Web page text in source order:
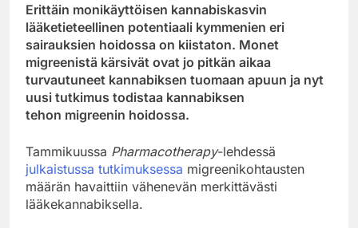
Erittäin monikäyttöisen kannabiskasvin
lääketieteellinen potentiaali kymmenien eri
sairauksien hoidossa on kiistaton. Monet
migreenistä kärsivät ovat jo pitkän aikaa
turvautuneet kannabiksen tuomaan apuun ja nyt
uusi tutkimus todistaa kannabiksen
tehon migreenin hoidossa.
Tammikuussa Pharmacotherapy-lehdessä
julkaistussa tutkimuksessa migreenikohtausten
määrän havaittiin vähenevän merkittävästi
lääkekannabiksella.